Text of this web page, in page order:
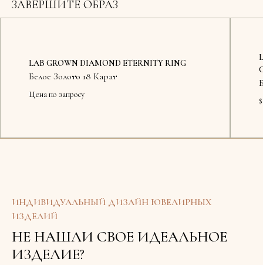
ЗАВЕРШИТЕ ОБРАЗ
LAB GROWN DIAMOND ETERNITY RING
Белое Золото 18 Карат
Цена по запросу
ИНДИВИДУАЛЬНЫЙ ДИЗАЙН ЮВЕЛИРНЫХ
ИЗДЕЛИЙ
НЕ НАШЛИ СВОЕ ИДЕАЛЬНОЕ
ИЗДЕЛИЕ?